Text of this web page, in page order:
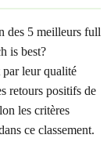
des 5 meilleurs full
is best?
leur qualité
retours positifs de
les critères
ce classement.